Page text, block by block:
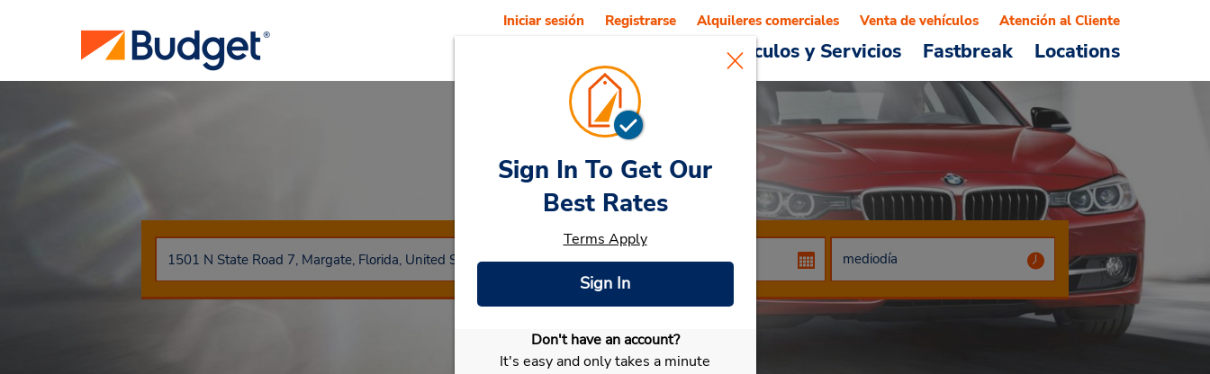
Vehículos y Servicios Fastbreak Locations
Iniciar sesión Registrarse Alquileres comerciales Venta de vehículos Atención al Cliente
Car RentalMargate
Seleccionar mi vehículo
Sign In To Get Our
Best Rates
Terms Apply
Sign In
Don't have an account?
It's easy and only takes a minute